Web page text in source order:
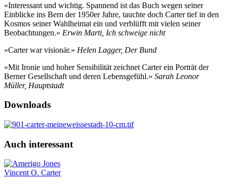
«Interessant und wichtig. Spannend ist das Buch wegen seiner
Einblicke ins Bern der 1950er Jahre, tauchte doch Carter tief in den
Kosmos seiner Wahlheimat ein und verblüfft mit vielen seiner
Beobachtungen.» Erwin Marti, Ich schweige nicht
«Carter war visionär.» Helen Lagger, Der Bund
«Mit Ironie und hoher Sensibilität zeichnet Carter ein Porträt der
Berner Gesellschaft und deren Lebensgefühl.» Sarah Leonor
Müller, Hauptstadt
Downloads
Auch interessant
Vincent O. Carter